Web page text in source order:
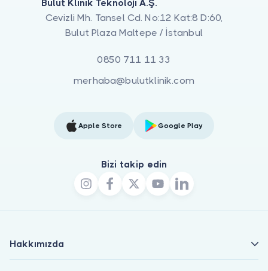
Bulut Klinik Teknoloji A.Ş.
Cevizli Mh. Tansel Cd. No:12 Kat:8 D:60,
Bulut Plaza Maltepe / İstanbul
0850 711 11 33
merhaba@bulutklinik.com
Apple Store Google Play
Bizi takip edin
Hakkımızda